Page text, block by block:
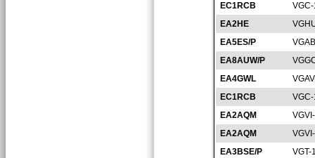
EC1RCB
EA2HE
EA5ES/P
EA8AUW/P
EA4GWL
EC1RCB
EA2AQM
EA2AQM
EA3BSE/P
VGT-